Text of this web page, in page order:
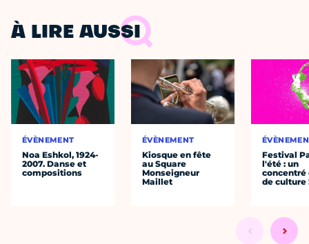
À LIRE AUSSI
ÉVÈNEMENT
Noa Eshkol, 1924-
2007. Danse et
compositions
ÉVÈNEMENT
Kiosque en fête
au Square
Monseigneur
Maillet
Festival
l'été : un
concentré
de culture